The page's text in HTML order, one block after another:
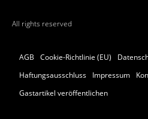
All rights reserved
AGB Cookie-Richtlinie (EU)
Haftungsausschluss
Impressum
Gastartikel veröffentlichen